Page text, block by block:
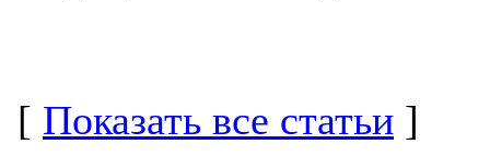
[ Показать все статьи ]